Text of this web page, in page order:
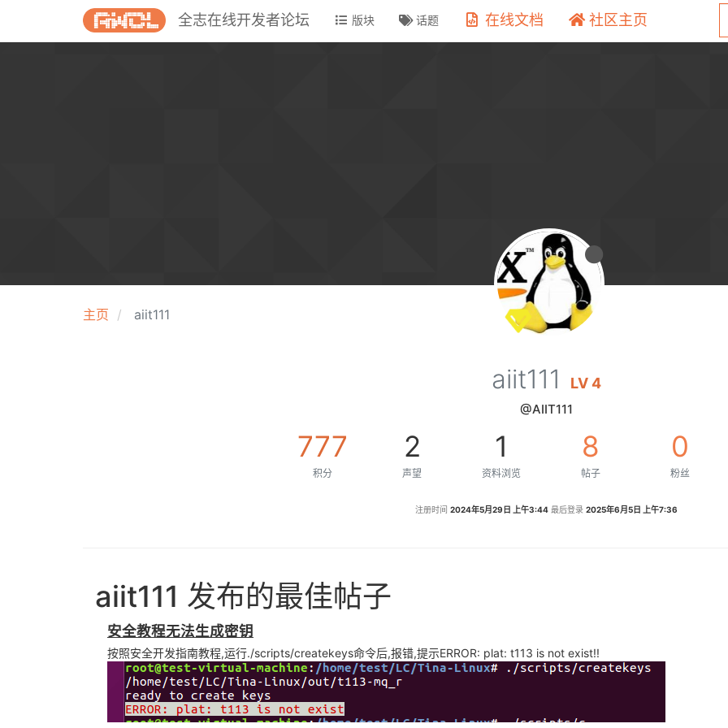
全志在线开发者论坛 版块 话题 在线文档 社区主页
主页 aiit111
aiit111 LV 4
@AIIT111
777
积分
2
声望
1
资料浏览
8
帖子
0
粉丝
注册时间 2024年5月29日 上午3:44 最后登录 2025年6月5日 上午7:36
aiit111 发布的最佳帖子
安全教程无法生成密钥
按照安全开发指南教程,运行./scripts/createkeys命令后,报错,提示ERROR: plat: t113 is not exist!!